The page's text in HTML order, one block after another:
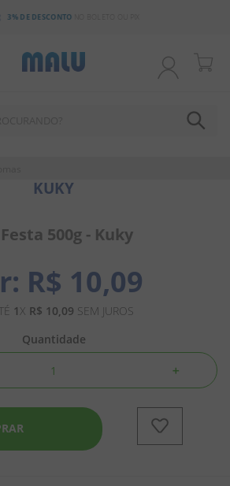
DE DESCONTONO BOLETO OU PIX
KUKY
500g - Kuky
R$ 10,09
1X R$ 10,09 SEM JUROS
Quantidade
＋
1º
3º
pirulito
5
amendoim
salgadinho
7º
biscoito
9º
doce leite
pipoca